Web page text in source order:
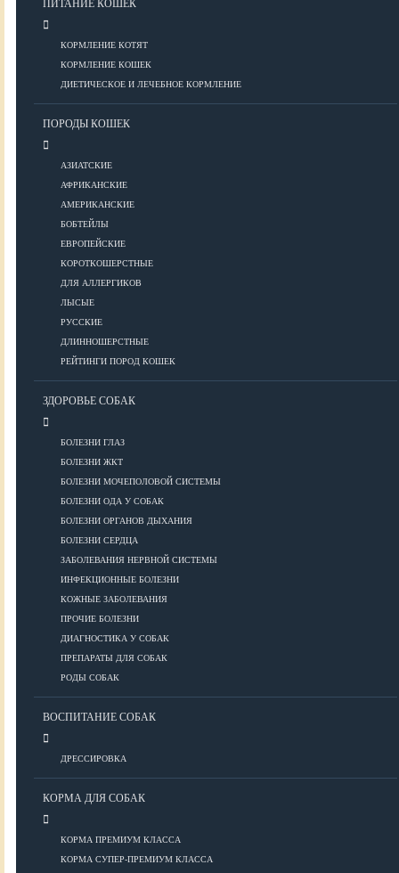
ПИТАНИЕ КОШЕК
КОРМЛЕНИЕ КОТЯТ
КОРМЛЕНИЕ КОШЕК
ДИЕТИЧЕСКОЕ И ЛЕЧЕБНОЕ КОРМЛЕНИЕ
ПОРОДЫ КОШЕК
АЗИАТСКИЕ
АФРИКАНСКИЕ
АМЕРИКАНСКИЕ
БОБТЕЙЛЫ
ЕВРОПЕЙСКИЕ
КОРОТКОШЕРСТНЫЕ
ДЛЯ АЛЛЕРГИКОВ
ЛЫСЫЕ
РУССКИЕ
ДЛИННОШЕРСТНЫЕ
РЕЙТИНГИ ПОРОД КОШЕК
ЗДОРОВЬЕ СОБАК
БОЛЕЗНИ ГЛАЗ
БОЛЕЗНИ ЖКТ
БОЛЕЗНИ МОЧЕПОЛОВОЙ СИСТЕМЫ
БОЛЕЗНИ ОДА У СОБАК
БОЛЕЗНИ ОРГАНОВ ДЫХАНИЯ
БОЛЕЗНИ СЕРДЦА
ЗАБОЛЕВАНИЯ НЕРВНОЙ СИСТЕМЫ
ИНФЕКЦИОННЫЕ БОЛЕЗНИ
КОЖНЫЕ ЗАБОЛЕВАНИЯ
ПРОЧИЕ БОЛЕЗНИ
ДИАГНОСТИКА У СОБАК
ПРЕПАРАТЫ ДЛЯ СОБАК
РОДЫ СОБАК
ВОСПИТАНИЕ СОБАК
ДРЕССИРОВКА
КОРМА ДЛЯ СОБАК
КОРМА ПРЕМИУМ КЛАССА
КОРМА СУПЕР-ПРЕМИУМ КЛАССА
Аксессуары для ухода
Гигиена
Уход за шерстью
Корма премиум класса
Корма супер-премиум класса
Корма холистик класса
Корма эконом класса
ПИТАНИЕ
Кормление котят
Кормление кошек
Диетическое и лечебное кормление
ПОРОДЫ
Европейские
Короткошерстные
Для аллергиков
Лысые
Русские
Длинношерстные
Рейтинги пород
ВСЕ О СОБАКАХ